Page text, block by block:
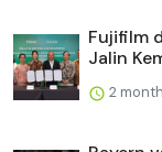
Fujifilm
Jalin
2